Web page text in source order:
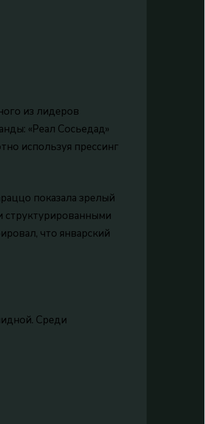
из лидеров
«Реал Сосьедад»
используя прессинг
показала зрелый
что январский
Среди